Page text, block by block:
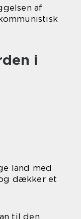
af
i
land med
dækker et
til den